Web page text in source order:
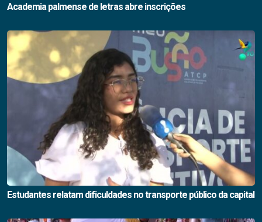
Academia palmense de letras abre inscrições
Estudantes relatam dificuldades no transporte público da capital